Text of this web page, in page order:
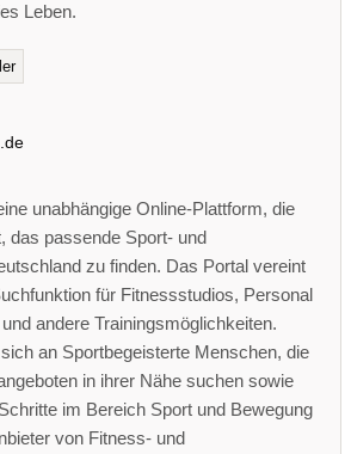
Leben.
unabhängige Online-Plattform, die
das passende Sport- und
zu finden. Das Portal vereint
für Fitnessstudios, Personal
andere Trainingsmöglichkeiten.
an Sportbegeisterte Menschen, die
in ihrer Nähe suchen sowie
im Bereich Sport und Bewegung
von Fitness- und